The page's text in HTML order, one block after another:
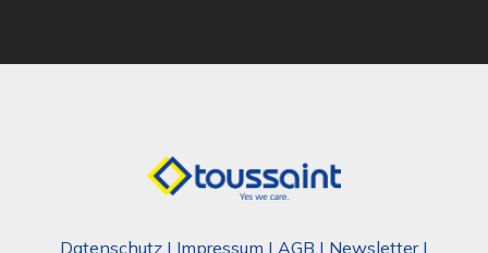
Datenschutz| Impressum | AGB | Newsletter|